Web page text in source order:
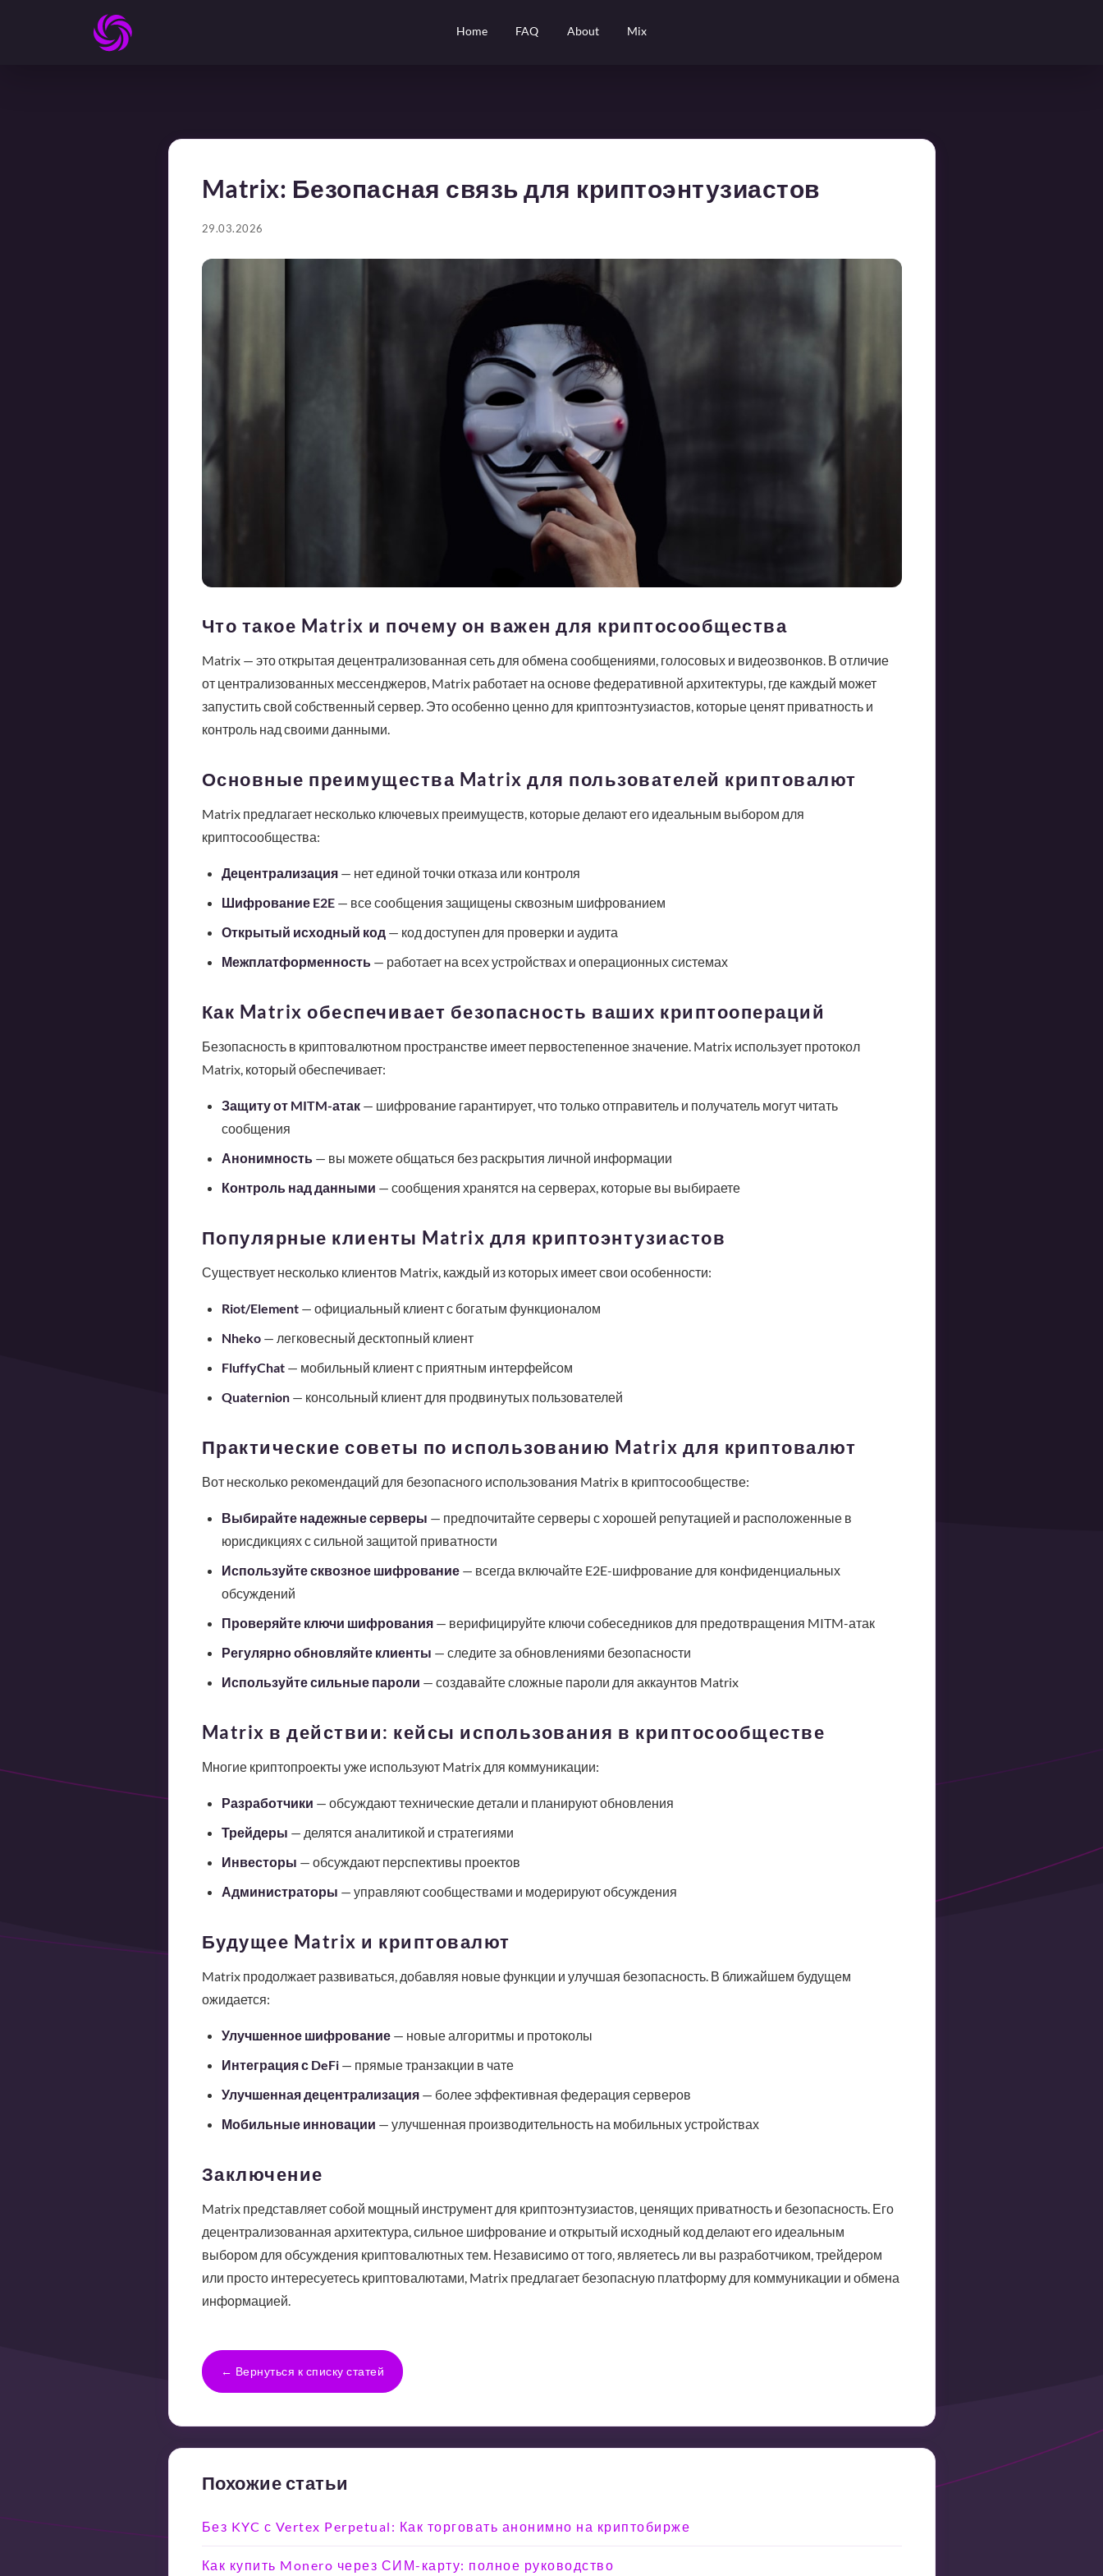
Home FAQ About Mix
Matrix: Безопасная связь для криптоэнтузиастов
29.03.2026
Что такое Matrix и почему он важен для криптосообщества
Matrix — это открытая децентрализованная сеть для обмена сообщениями, голосовых и видеозвонков. В отличие
от централизованных мессенджеров, Matrix работает на основе федеративной архитектуры, где каждый может
запустить свой собственный сервер. Это особенно ценно для криптоэнтузиастов, которые ценят приватность и
контроль над своими данными.
Основные преимущества Matrix для пользователей криптовалют
Matrix предлагает несколько ключевых преимуществ, которые делают его идеальным выбором для
криптосообщества:
Децентрализация— нет единой точки отказа или контроля
Шифрование E2E— все сообщения защищены сквозным шифрованием
Открытый исходный код— код доступен для проверки и аудита
Межплатформенность— работает на всех устройствах и операционных системах
Как Matrix обеспечивает безопасность ваших криптоопераций
Безопасность в криптовалютном пространстве имеет первостепенное значение. Matrix использует протокол
Matrix, который обеспечивает:
Защиту от MITM-атак— шифрование гарантирует, что только отправитель и получатель могут читать
сообщения
Анонимность— вы можете общаться без раскрытия личной информации
Контроль над данными — сообщения хранятся на серверах, которые вы выбираете
Популярные клиенты Matrix для криптоэнтузиастов
Существует несколько клиентов Matrix, каждый из которых имеет свои особенности:
Riot/Element— официальный клиент с богатым функционалом
Nheko— легковесный десктопный клиент
FluffyChat— мобильный клиент с приятным интерфейсом
Quaternion— консольный клиент для продвинутых пользователей
Практические советы по использованию Matrix для криптовалют
Вот несколько рекомендаций для безопасного использования Matrix в криптосообществе:
Выбирайте надежные серверы — предпочитайте серверы с хорошей репутацией и расположенные в
юрисдикциях с сильной защитой приватности
Используйте сквозное шифрование— всегда включайте E2E-шифрование для конфиденциальных
обсуждений
Проверяйте ключи шифрования— верифицируйте ключи собеседников для предотвращения MITM-атак
Регулярно обновляйте клиенты — следите за обновлениями безопасности
Используйте сильные пароли — создавайте сложные пароли для аккаунтов Matrix
Matrix в действии: кейсы использования в криптосообществе
Многие криптопроекты уже используют Matrix для коммуникации:
Разработчики — обсуждают технические детали и планируют обновления
Трейдеры — делятся аналитикой и стратегиями
Инвесторы — обсуждают перспективы проектов
Администраторы — управляют сообществами и модерируют обсуждения
Будущее Matrix и криптовалют
Matrix продолжает развиваться, добавляя новые функции и улучшая безопасность. В ближайшем будущем
ожидается:
Улучшенное шифрование— новые алгоритмы и протоколы
Интеграция с DeFi— прямые транзакции в чате
Улучшенная децентрализация— более эффективная федерация серверов
Мобильные инновации — улучшенная производительность на мобильных устройствах
Заключение
Matrix представляет собой мощный инструмент для криптоэнтузиастов, ценящих приватность и безопасность. Его
децентрализованная архитектура, сильное шифрование и открытый исходный код делают его идеальным
выбором для обсуждения криптовалютных тем. Независимо от того, являетесь ли вы разработчиком, трейдером
или просто интересуетесь криптовалютами, Matrix предлагает безопасную платформу для коммуникации и обмена
информацией.
← Вернуться к списку статей
Похожие статьи
Без KYC с Vertex Perpetual: Как торговать анонимно на криптобирже
Как купить Monero через СИМ-карту: полное руководство